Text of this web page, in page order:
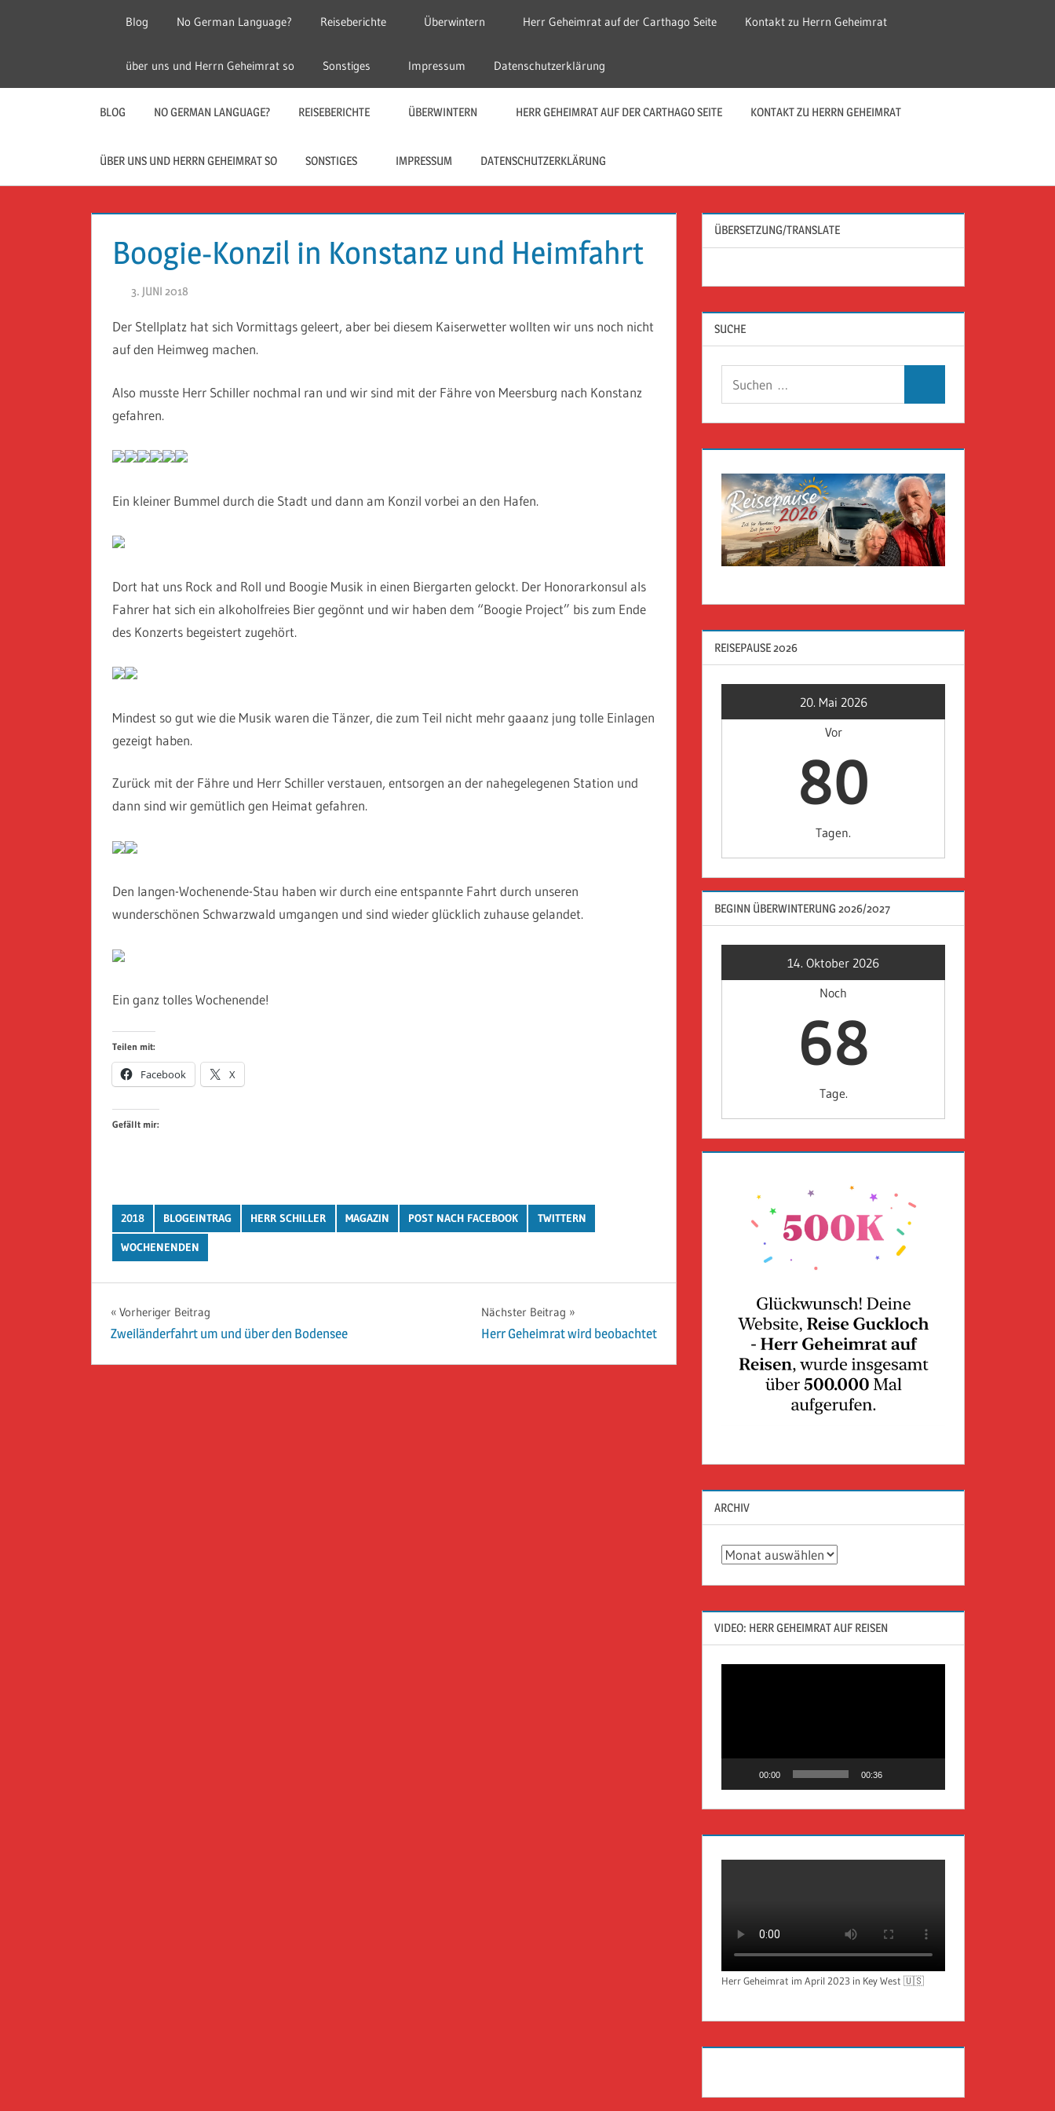
Reise
Guckloch
–
Geheimrat
Reisen
Geheimrat
auf
Reisen
Blog No German Language? Reiseberichte Überwintern Herr Geheimrat auf der Carthago Seite Kontakt zu Herrn Geheimrat
über uns und Herrn Geheimrat so Sonstiges Impressum Datenschutzerklärung
BLOG NO GERMAN LANGUAGE? REISEBERICHTE ÜBERWINTERN HERR GEHEIMRAT AUF DER CARTHAGO SEITE KONTAKT ZU HERRN GEHEIMRAT
ÜBER UNS UND HERRN GEHEIMRAT SO SONSTIGES IMPRESSUM DATENSCHUTZERKLÄRUNG
Boogie-Konzil in Konstanz und Heimfahrt
3. JUNI 2018
Der Stellplatz hat sich Vormittags geleert, aber bei diesem Kaiserwetter wollten wir uns noch nicht
auf den Heimweg machen.
Also musste Herr Schiller nochmal ran und wir sind mit der Fähre von Meersburg nach Konstanz
gefahren.
Ein kleiner Bummel durch die Stadt und dann am Konzil vorbei an den Hafen.
Dort hat uns Rock and Roll und Boogie Musik in einen Biergarten gelockt. Der Honorarkonsul als
Fahrer hat sich ein alkoholfreies Bier gegönnt und wir haben dem “Boogie Project” bis zum Ende
des Konzerts begeistert zugehört.
Mindest so gut wie die Musik waren die Tänzer, die zum Teil nicht mehr gaaanz jung tolle Einlagen
gezeigt haben.
Zurück mit der Fähre und Herr Schiller verstauen, entsorgen an der nahegelegenen Station und
dann sind wir gemütlich gen Heimat gefahren.
Den langen-Wochenende-Stau haben wir durch eine entspannte Fahrt durch unseren
wunderschönen Schwarzwald umgangen und sind wieder glücklich zuhause gelandet.
Ein ganz tolles Wochenende!
Teilen mit:
Facebook X
Gefällt mir:
2018 BLOGEINTRAG HERR SCHILLER MAGAZIN POST NACH FACEBOOK TWITTERN
WOCHENENDEN
Beitragsnavigation
Vorheriger Beitrag
Zweiländerfahrt um und über den Bodensee
Nächster Beitrag
Herr Geheimrat wird beobachtet
ÜBERSETZUNG/TRANSLATE
SUCHE
REISEPAUSE 2026
20. Mai 2026
Vor
80
Tagen.
BEGINN ÜBERWINTERUNG 2026/2027
14. Oktober 2026
Noch
68
Tage.
ARCHIV
Archiv
VIDEO: HERR GEHEIMRAT AUF REISEN
00:00 00:36
Herr Geheimrat im April 2023 in Key West 🇺🇸